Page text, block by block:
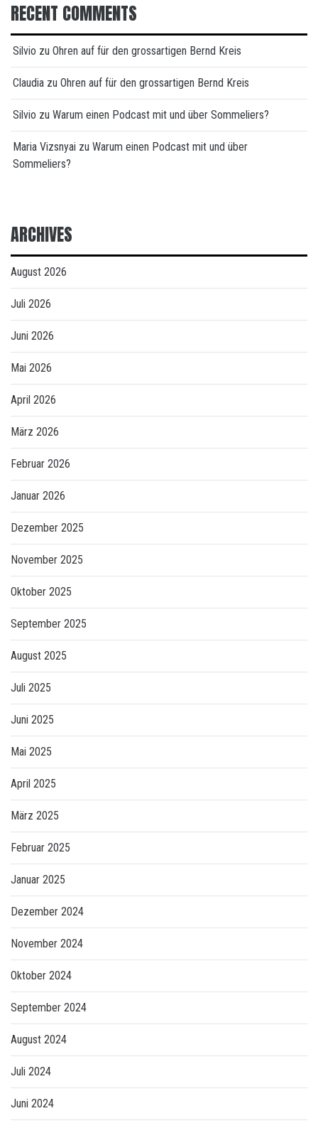
RECENT COMMENTS
Silvio zu Ohren auf für den grossartigen Bernd Kreis
Claudia zu Ohren auf für den grossartigen Bernd Kreis
Silvio zu Warum einen Podcast mit und über Sommeliers?
Maria Vizsnyai zu Warum einen Podcast mit und über
Sommeliers?
ARCHIVES
August 2026
Juli 2026
Juni 2026
Mai 2026
April 2026
März 2026
Februar 2026
Januar 2026
Dezember 2025
November 2025
Oktober 2025
September 2025
August 2025
Juli 2025
Juni 2025
Mai 2025
April 2025
März 2025
Februar 2025
Januar 2025
Dezember 2024
November 2024
Oktober 2024
September 2024
August 2024
Juli 2024
Juni 2024